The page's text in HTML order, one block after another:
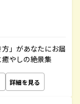
」があなたにお届
やしの絶景集
詳細を見る